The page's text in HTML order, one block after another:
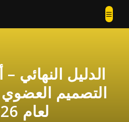
الدليل النهائي
التصميم العضوي
لعام 2026